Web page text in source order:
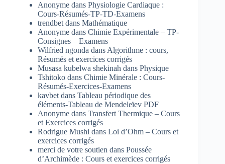
Anonyme dans Physiologie Cardiaque :
Cours-Résumés-TP-TD-Examens
trendbet dans Mathématique
Anonyme dans Chimie Expérimentale – TP-
Consignes – Examens
Wilfried ngonda dans Algorithme : cours,
Résumés et exercices corrigés
Musasa kubelwa shekinah dans Physique
Tshitoko dans Chimie Minérale : Cours-
Résumés-Exercices-Examens
kavbet dans Tableau périodique des
éléments-Tableau de Mendeleïev PDF
Anonyme dans Transfert Thermique – Cours
et Exercices corrigés
Rodrigue Mushi dans Loi d’Ohm – Cours et
exercices corrigés
merci de votre soutien dans Poussée
d’Archimède : Cours et exercices corrigés